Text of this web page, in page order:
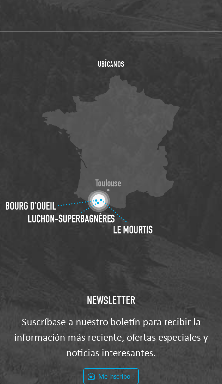
UBÍCANOS
NEWSLETTER
Suscríbase a nuestro boletín para recibir la
información más reciente, ofertas especiales y
noticias interesantes.
Me inscribo !